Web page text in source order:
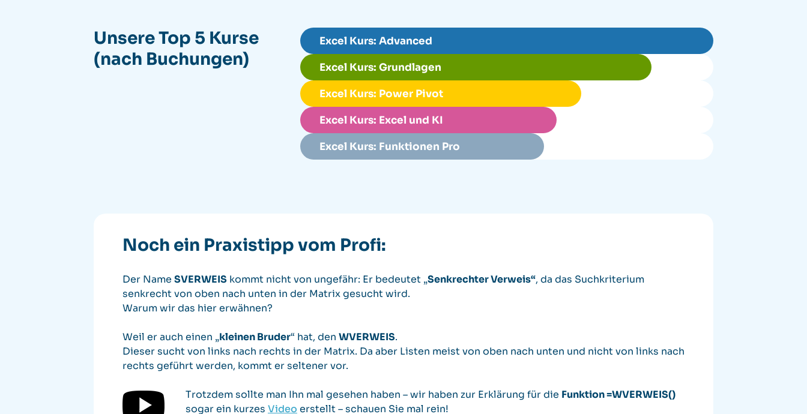
Unsere Top 5 Kurse
(nach Buchungen)
Excel Kurs: Advanced
Excel Kurs: Grundlagen
Excel Kurs: Power Pivot
Excel Kurs: Excel und KI
Excel Kurs: Funktionen Pro
Noch ein Praxistipp vom Profi:
Der Name SVERWEIS kommt nicht von ungefähr: Er bedeutet „Senkrechter Verweis“, da das Suchkriterium
senkrecht von oben nach unten in der Matrix gesucht wird.
Warum wir das hier erwähnen?
Weil er auch einen „kleinen Bruder“ hat, den WVERWEIS.
Dieser sucht von links nach rechts in der Matrix. Da aber Listen meist von oben nach unten und nicht von links nach
rechts geführt werden, kommt er seltener vor.
Trotzdem sollte man Ihn mal gesehen haben – wir haben zur Erklärung für die Funktion =WVERWEIS()
sogar ein kurzes Video erstellt – schauen Sie mal rein!